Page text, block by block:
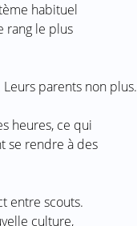
habituel
rang le plus
Leurs parents non plus.
heures, ce qui
se rendre à des
entre scouts.
culture,